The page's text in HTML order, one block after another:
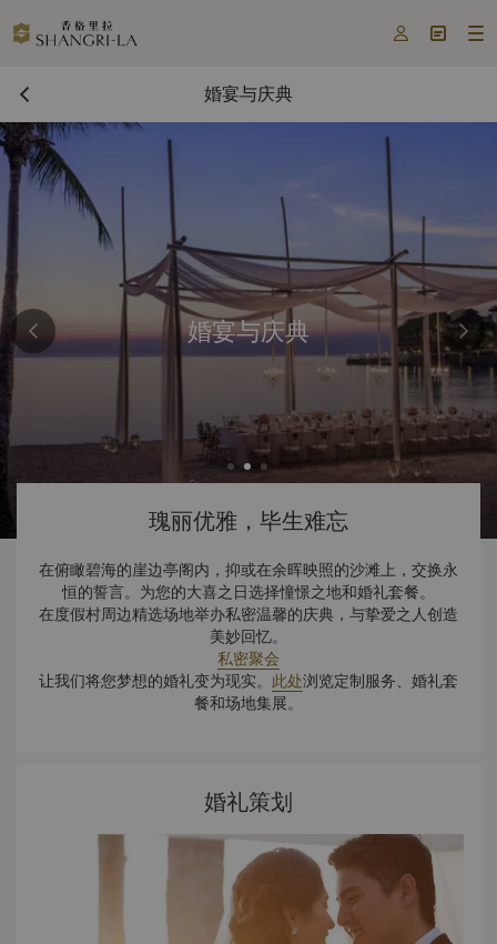
  
婚宴与庆典
婚宴与庆典
瑰丽优雅，毕生难忘
在俯瞰碧海的崖边亭阁内，抑或在余晖映照的沙滩上，交换永
恒的誓言。为您的大喜之日选择憧憬之地和婚礼套餐。
在度假村周边精选场地举办私密温馨的庆典，与挚爱之人创造
美妙回忆。
私密聚会
让我们将您梦想的婚礼变为现实。 此处浏览定制服务、婚礼套
餐和场地集展。
婚礼策划